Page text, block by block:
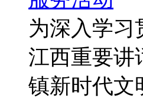
为深入学习
江西重要讲
镇新时代文